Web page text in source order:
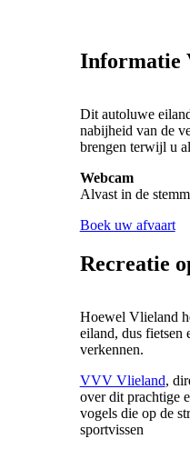
Informatie
Dit autoluwe
nabijheid van de
brengen terwijl u
Webcam
Alvast in de
Boek uw afvaart
Recreatie
Hoewel Vlieland
eiland, dus fietsen
verkennen.
VVV Vlieland,
over dit prachtige
vogels die op de
sportvissen